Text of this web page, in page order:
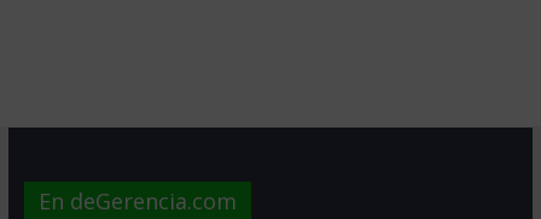
En deGerencia.com